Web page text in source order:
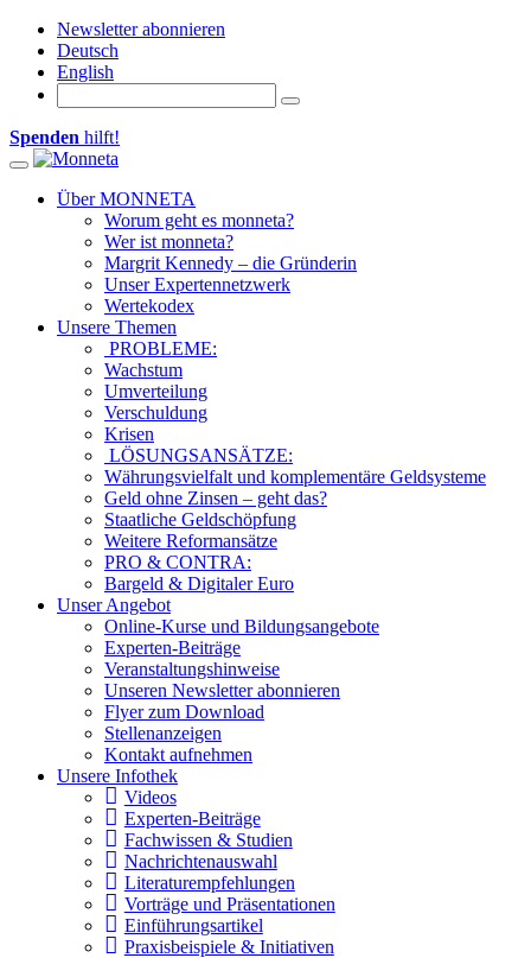
Newsletter abonnieren
Deutsch
English
Spenden hilft!
Toggle navigation
Über MONNETA
Worum geht es monneta?
Wer ist monneta?
Margrit Kennedy – die Gründerin
Unser Expertennetzwerk
Wertekodex
Unsere Themen
PROBLEME:
Wachstum
Umverteilung
Verschuldung
Krisen
LÖSUNGSANSÄTZE:
Währungsvielfalt und komplementäre Geldsysteme
Geld ohne Zinsen – geht das?
Staatliche Geldschöpfung
Weitere Reformansätze
PRO & CONTRA:
Bargeld & Digitaler Euro
Unser Angebot
Online-Kurse und Bildungsangebote
Experten-Beiträge
Veranstaltungshinweise
Unseren Newsletter abonnieren
Flyer zum Download
Stellenanzeigen
Kontakt aufnehmen
Unsere Infothek
Videos
Experten-Beiträge
Fachwissen & Studien
Nachrichtenauswahl
Literaturempfehlungen
Vorträge und Präsentationen
Einführungsartikel
Praxisbeispiele & Initiativen